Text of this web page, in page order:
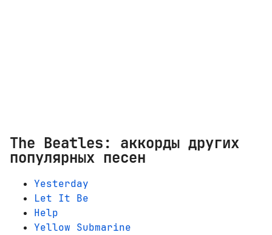
The Beatles: аккорды других
популярных песен
Yesterday
Let It Be
Help
Yellow Submarine